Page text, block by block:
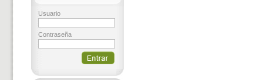
Usuario
Contraseña